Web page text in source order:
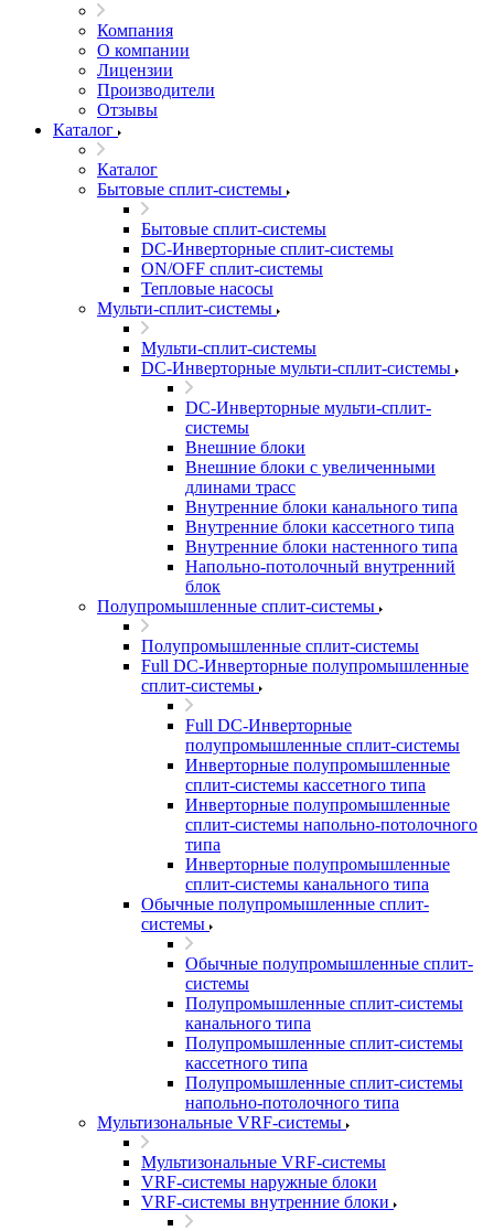
Компания
О компании
Лицензии
Производители
Отзывы
Каталог
Каталог
Бытовые сплит-системы
Бытовые сплит-системы
DC-Инверторные сплит-системы
ON/OFF сплит-системы
Тепловые насосы
Мульти-сплит-системы
Мульти-сплит-системы
DC-Инверторные мульти-сплит-системы
DC-Инверторные мульти-сплит-
системы
Внешние блоки
Внешние блоки с увеличенными
длинами трасс
Внутренние блоки канального типа
Внутренние блоки кассетного типа
Внутренние блоки настенного типа
Напольно-потолочный внутренний
блок
Полупромышленные сплит-системы
Полупромышленные сплит-системы
Full DC-Инверторные полупромышленные
сплит-системы
Full DC-Инверторные
полупромышленные сплит-системы
Инверторные полупромышленные
сплит-системы кассетного типа
Инверторные полупромышленные
сплит-системы напольно-потолочного
типа
Инверторные полупромышленные
сплит-системы канального типа
Обычные полупромышленные сплит-
системы
Обычные полупромышленные сплит-
системы
Полупромышленные сплит-системы
канального типа
Полупромышленные сплит-системы
кассетного типа
Полупромышленные сплит-системы
напольно-потолочного типа
Мультизональные VRF-системы
Мультизональные VRF-системы
VRF-системы наружные блоки
VRF-системы внутренние блоки